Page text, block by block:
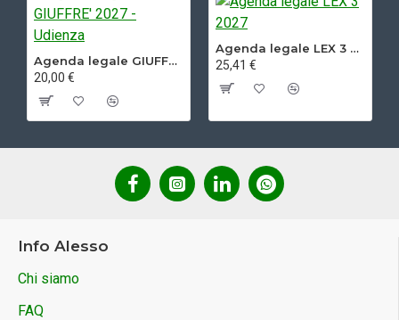
Agenda legale GIUFFRE' 2027 - Udienza
20,00 €
Agenda legale LEX 3 2027
25,41 €
Info Alesso
Chi siamo
FAQ